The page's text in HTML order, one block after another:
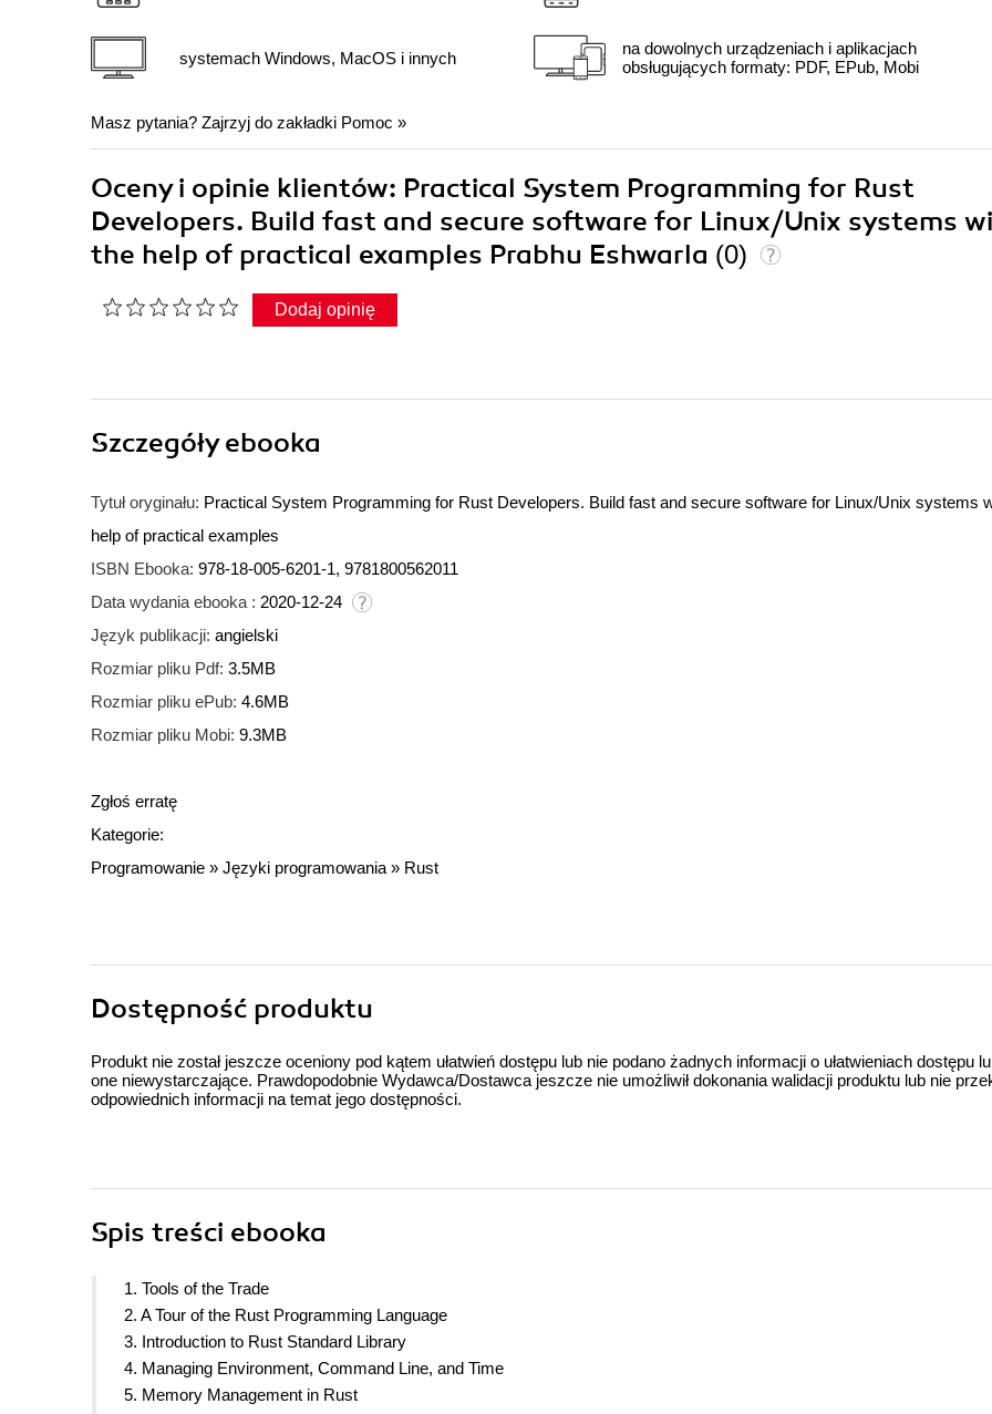
systemach Windows, MacOS i innych
na dowolnych urządzeniach i aplikacjach
obsługujących formaty: PDF, EPub, Mobi
Masz pytania? Zajrzyj do zakładki Pomoc »
Oceny i opinie klientów: Practical System Programming for Rust
Developers. Build fast and secure software for Linux/Unix systems
the help of practical examples Prabhu Eshwarla (0)
Dodaj opinię
Szczegółyebooka
Tytuł oryginału: Practical System Programming for Rust Developers. Build fast and secure software for Linux/Unix systems
help of practical examples
ISBN Ebooka: 978-18-005-6201-1, 9781800562011
Data wydania ebooka : 2020-12-24
Język publikacji: angielski
Rozmiar pliku Pdf: 3.5MB
Rozmiar pliku ePub: 4.6MB
Rozmiar pliku Mobi: 9.3MB
Zgłoś erratę
Kategorie:
Programowanie » Języki programowania » Rust
Dostępność produktu
Produkt nie został jeszcze oceniony pod kątem ułatwień dostępu lub nie podano żadnych informacji o ułatwieniach dostępu
one niewystarczające. Prawdopodobnie Wydawca/Dostawca jeszcze nie umożliwił dokonania walidacji produktu lub nie
odpowiednich informacji na temat jego dostępności.
Spis treści ebooka
1. Tools of the Trade
2. A Tour of the Rust Programming Language
3. Introduction to Rust Standard Library
4. Managing Environment, Command Line, and Time
5. Memory Management in Rust